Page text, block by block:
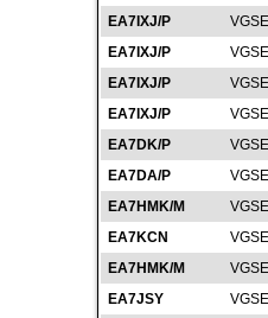
EA7IXJ/P
EA7IXJ/P
EA7IXJ/P
EA7IXJ/P
EA7DK/P
EA7DA/P
EA7HMK/M
EA7KCN
EA7HMK/M
EA7JSY